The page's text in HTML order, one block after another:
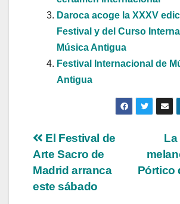
Daroca acoge la XXXV
Festival y del Curso
Música Antigua
Festival Internacional de
Antigua
Navegación
de
entradas
La
Pórtico
El Festival de
Arte Sacro de
Madrid arranca
este sábado